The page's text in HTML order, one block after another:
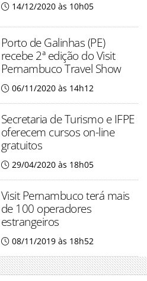
14/12/2020 às 10h05
Porto de Galinhas (PE)
recebe 2ª edição do Visit
Pernambuco Travel Show
06/11/2020 às 14h12
Secretaria de Turismo e IFPE
oferecem cursos on-line
gratuitos
29/04/2020 às 18h05
Visit Pernambuco terá mais
de 100 operadores
estrangeiros
08/11/2019 às 18h52